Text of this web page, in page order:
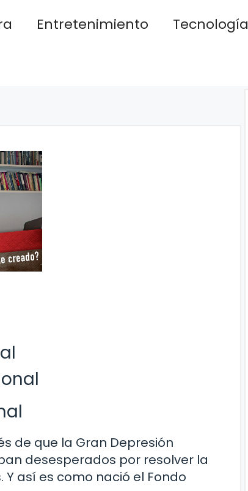
Entretenimiento Tecnología
de que la Gran Depresión
desesperados por resolver la
así es como nació el Fondo